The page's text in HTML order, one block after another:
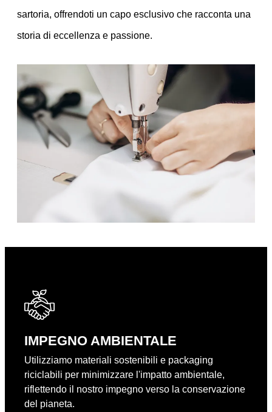
sartoria, offrendoti un capo esclusivo che racconta una
storia di eccellenza e passione.
IMPEGNO AMBIENTALE
Utilizziamo materiali sostenibili e packaging
riciclabili per minimizzare l'impatto ambientale,
riflettendo il nostro impegno verso la conservazione
del pianeta.